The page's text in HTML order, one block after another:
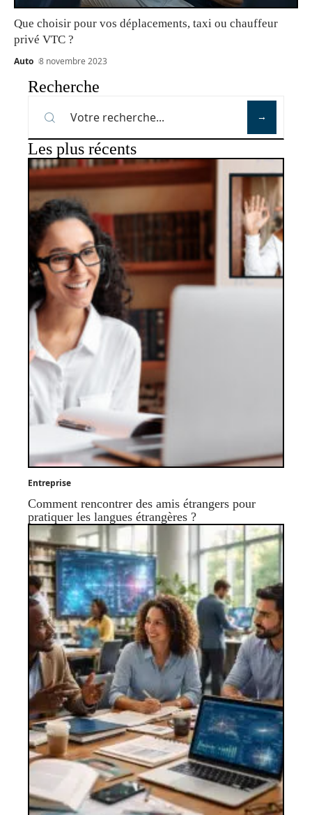
Que choisir pour vos déplacements, taxi ou chauffeur
privé VTC ?
Auto 8 novembre 2023
Recherche
Les plus récents
Entreprise
Comment rencontrer des amis étrangers pour
pratiquer les langues étrangères ?